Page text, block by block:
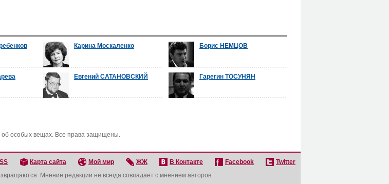
Карина Москаленко Борис НЕМЦОВ
Евгений САТАНОВСКИЙ Гарегин ТОСУНЯН
особых вещах. Все права защищены.
Карта сайта Мой мир ЖЖ В Контакте Facebook
Twitter
Мнение редакции не всегда совпадает с мнением авторов.